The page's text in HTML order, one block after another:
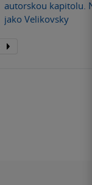
autorskou kapitolu.
jako Velikovsky